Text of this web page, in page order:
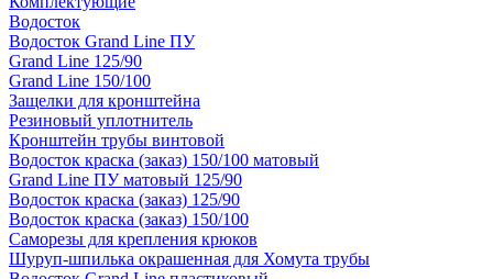
Водосток
Водосток Grand Line ПУ
Grand Line 125/90
Grand Line 150/100
Защелки для кронштейна
Резиновый уплотнитель
Кронштейн трубы винтовой
Водосток краска (заказ) 150/100 матовый
Grand Line ПУ матовый 125/90
Водосток краска (заказ) 125/90
Водосток краска (заказ) 150/100
Саморезы для крепления крюков
Шуруп-шпилька окрашенная для Хомута трубы